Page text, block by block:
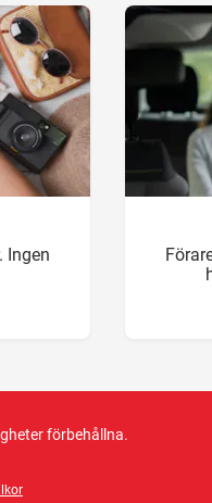
Ingen
förbehållna.